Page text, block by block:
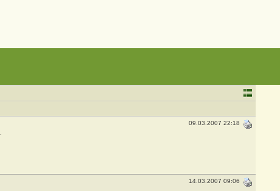
09.03.2007 22:18
14.03.2007 09:06